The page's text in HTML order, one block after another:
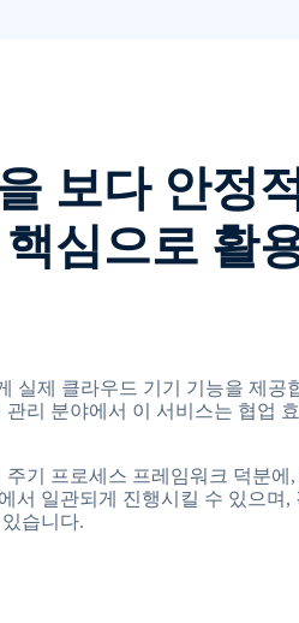
보다 안정
심으로 활
실제 클라우드 기기 기능을 제공
관리 분야에서 이 서비스는 협업
기 프로세스 프레임워크 덕분에
서 일관되게 진행시킬 수 있으며,
습니다.